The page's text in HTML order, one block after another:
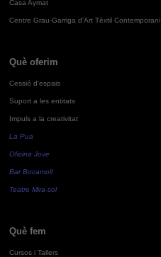
Casa Aymat
Centre Grau-Garriga d'Art Tèxtil Contemporani
Què oferim
Cessió d'espais
Suport a les entitats
Impuls a la creativitat
La Pua
Oficina Jove
Bar Bocamoll
Teatre Mira-sol
Què fem
Cursos i Tallers